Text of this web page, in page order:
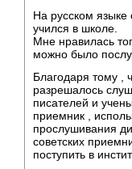
На русском
учился в школе.
Мне нравилась
можно было
Благодаря тому ,
разрешалось
писателей и
приемник ,
прослушивания
советских
поступить в